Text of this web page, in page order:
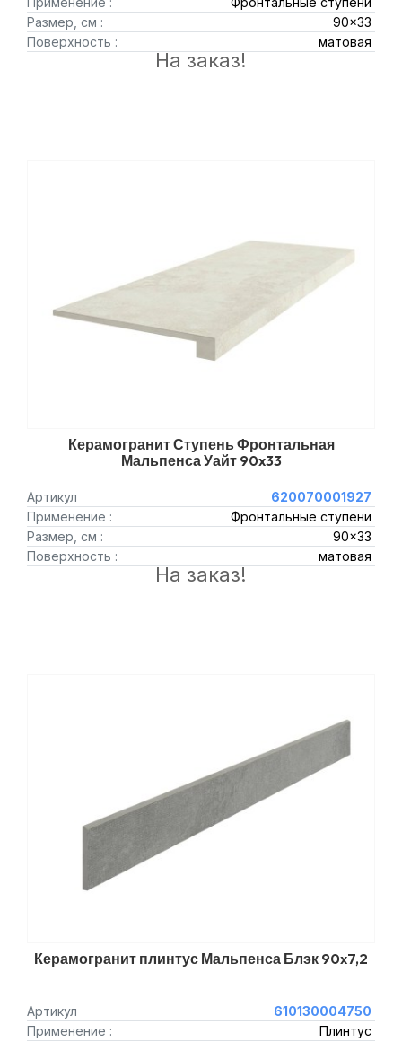
Размер, см :
90x33
Поверхность :
матовая
На заказ!
Керамогранит Ступень Фронтальная
Мальпенса Уайт 90x33
Артикул
620070001927
Применение :
Фронтальные ступени
Размер, см :
90x33
Поверхность :
матовая
На заказ!
Керамогранит плинтус Мальпенса Блэк 90x7,2
Артикул
610130004750
Применение :
Плинтус